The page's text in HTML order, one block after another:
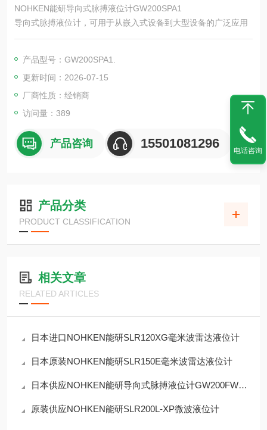
NOHKEN能研导向式脉搏液位计GW200SPA1
导向式脉搏液位计，可用于从嵌入式设备到大型设备的广泛应用
产品型号：GW200SPA1.
更新时间：2026-07-15
厂商性质：经销商
访问量：389
产品咨询 15501081296
产品分类
PRODUCT CLASSIFICATION
相关文章
RELATED ARTICLES
日本进口NOHKEN能研SLR120XG毫米波雷达液位计
日本原装NOHKEN能研SLR150E毫米波雷达液位计
日本供应NOHKEN能研导向式脉搏液位计GW200FWT1
原装供应NOHKEN能研SLR200L-XP微波液位计
电话咨询